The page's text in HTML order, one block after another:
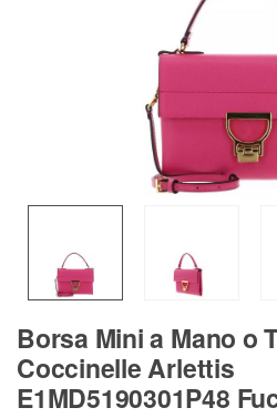
Borsa Mini a Mano o
Coccinelle Arlettis
E1MD5190301P48